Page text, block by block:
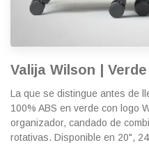
Valija Wilson | Verde
La que se distingue antes de
100% ABS en verde con logo
organizador, candado de
rotativas. Disponible en 20",